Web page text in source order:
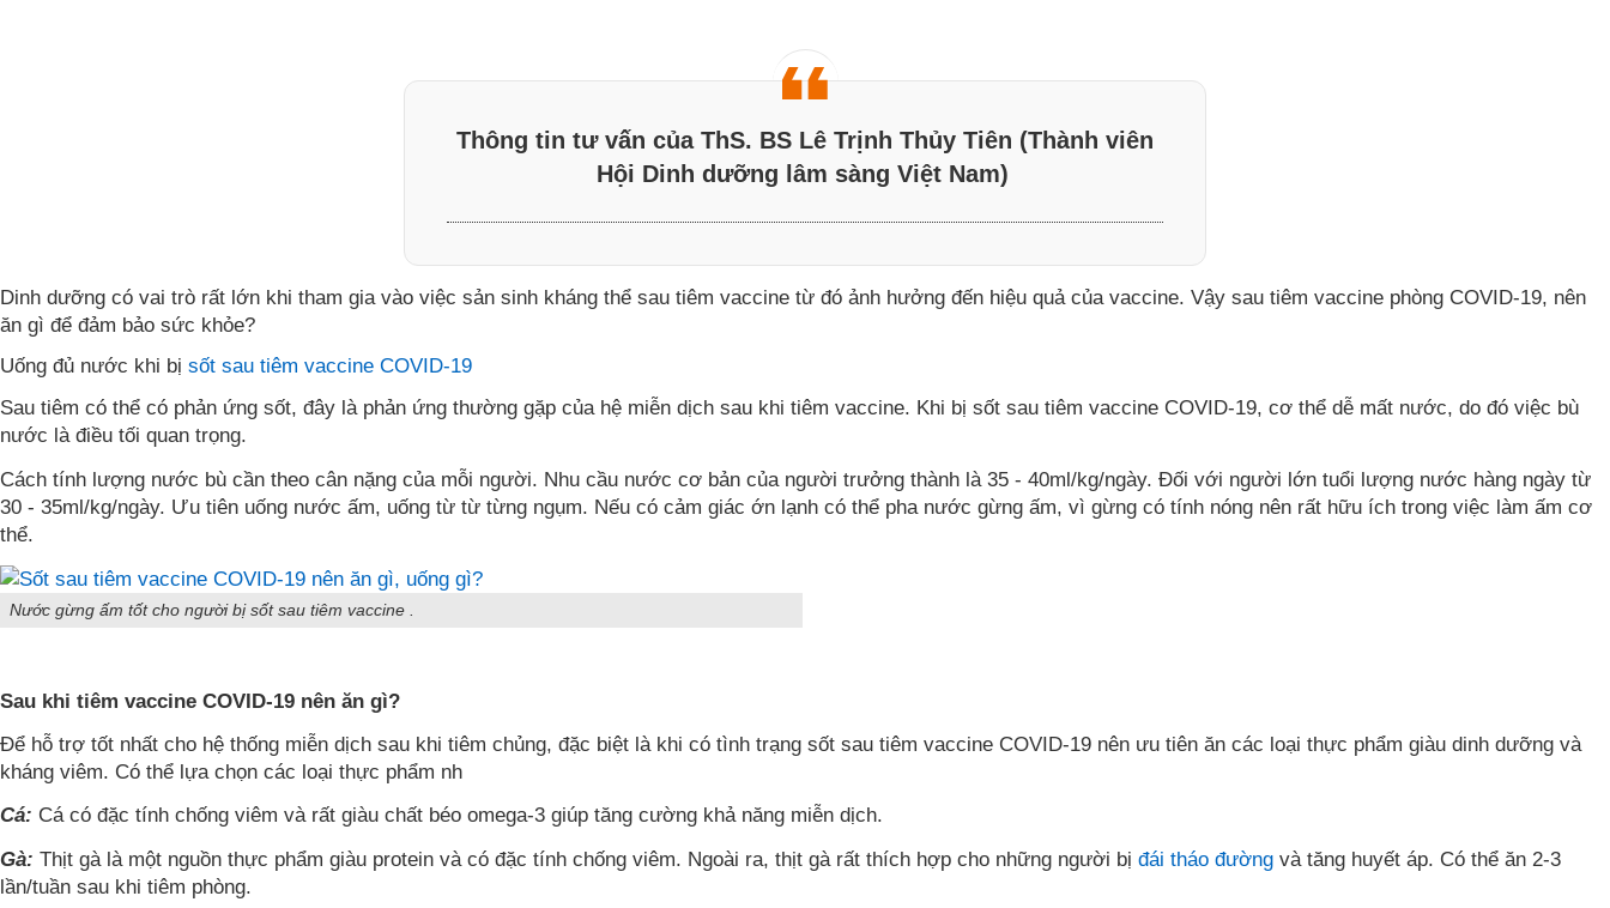
Thông tin tư vấn của ThS. BS Lê Trịnh Thủy Tiên (Thành viên
Hội Dinh dưỡng lâm sàng Việt Nam)
Dinh dưỡng có vai trò rất lớn khi tham gia vào việc sản sinh kháng thể sau tiêm vaccine từ đó ảnh hưởng đến hiệu quả của vaccine. Vậy sau tiêm vaccine phòng COVID-19, nên
ăn gì để đảm bảo sức khỏe?
Uống đủ nước khi bị sốt sau tiêm vaccine COVID-19
Sau tiêm có thể có phản ứng sốt, đây là phản ứng thường gặp của hệ miễn dịch sau khi tiêm vaccine. Khi bị sốt sau tiêm vaccine COVID-19, cơ thể dễ mất nước, do đó việc bù
nước là điều tối quan trọng.
Cách tính lượng nước bù cần theo cân nặng của mỗi người. Nhu cầu nước cơ bản của người trưởng thành là 35 - 40ml/kg/ngày. Đối với người lớn tuổi lượng nước hàng ngày từ
30 - 35ml/kg/ngày. Ưu tiên uống nước ấm, uống từ từ từng ngụm. Nếu có cảm giác ớn lạnh có thể pha nước gừng ấm, vì gừng có tính nóng nên rất hữu ích trong việc làm ấm cơ
thể.
Nước gừng ấm tốt cho người bị sốt sau tiêm vaccine .
Sau khi tiêm vaccine COVID-19 nên ăn gì?
Để hỗ trợ tốt nhất cho hệ thống miễn dịch sau khi tiêm chủng, đặc biệt là khi có tình trạng sốt sau tiêm vaccine COVID-19 nên ưu tiên ăn các loại thực phẩm giàu dinh dưỡng và
kháng viêm. Có thể lựa chọn các loại thực phẩm nh
Cá: Cá có đặc tính chống viêm và rất giàu chất béo omega-3 giúp tăng cường khả năng miễn dịch.
Gà: Thịt gà là một nguồn thực phẩm giàu protein và có đặc tính chống viêm. Ngoài ra, thịt gà rất thích hợp cho những người bị đái tháo đường và tăng huyết áp. Có thể ăn 2-3
lần/tuần sau khi tiêm phòng.